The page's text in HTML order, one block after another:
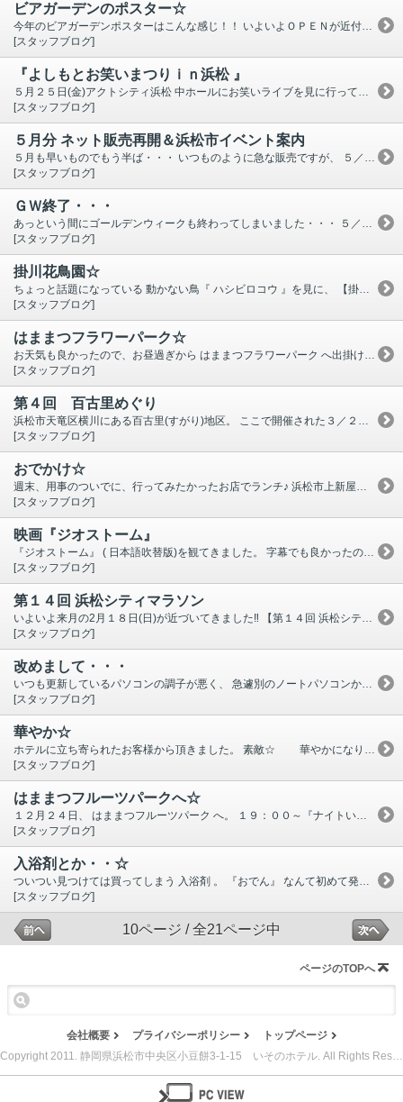
ビアガーデンのポスター☆
今年のビアガーデンポスターはこんな感じ！！ いよいよＯＰＥＮが近付いてきました。 ６／１０(日)からは前売り券販売も始まります。 あとは、今年のビアスタッフさんにＯＰＥＮに向けて会場作りを頑張ってもらいましょう！！！ 梅雨時期なので色々と見極めも難しいですよね・・・ 開催中の週末は雨にならないことを願うのみ。
[スタッフブログ]
『よしもとお笑いまつりｉｎ浜松 』
５月２５日(金)アクトシティ浜松 中ホールにお笑いライブを見に行ってきました。 お笑い好きなママ友とその子供とでチケット買っては出掛けています。 今回は、 野生爆弾・トータルテンボス・ ハリセンボン ・ウーマンラッシュアワー・ とろサーモン ・ ジャルジャル ・ かまいたち が出演。 そのうち、赤字の人たちが初めて見る人達。 知ってるネタだとちょっとがっかりはするけど、それでも楽しい時間を過ごせました。 次は来月、お隣の磐田市でやるライブへ。 ８月までいろいろと続きます・・・(＾＾；) 今回、前座で出ていたのがお笑いコンビ 【 ＥＸＩＴ】。 私は知らなかったのですが、向かって左側の人が浜松出身だそうです。 ご当地ネタで大ウケしてましたよ！！！ご存知ですか？？？
[スタッフブログ]
５月分 ネット販売再開＆浜松市イベント案内
５月も早いものでもう半ば・・・ いつものように急な販売ですが、 ５／１９(土)～ネット販売を再開 しました。 また様子見で休止するかもしれませんが、その時はトピックス等でお知らせします。 いそのホテルは毎年恒例のビアガーデン開催の時期がやってきました！！ ・・・・といっても今年の開催日・料金など なんにもまだ決まっていない様子。 担当者から連絡がきましたら、すぐお知らせ致します。 既にちらほら問い合わせもあり、楽しみにして下さってる方の存在がやる気ＵＰに繋がります☆ 浜松市のイベント情報 載せておくので何かの参考にどうぞ！！！→→→ ここをクリック
[スタッフブログ]
ＧＷ終了・・・
あっという間にゴールデンウィークも終わってしまいました・・・ ５／３・４・５ ３日間、 浜松まつり 三昧。 ５／２の前夜祭は大雨でどうなることかと思いましたが、予定通り開催できて良かったです。 皆様いかがお過ごしでしたでしょうか？？？ いよいよ次は、いそのホテル恒例の ビアガーデン です。 既にちらほらお問い合わせも頂いておりますし、業者さんからも日程を聞かれます。 ・・・ですが、まだなんにも決まっていません。 決まり次第 ホームページ内でお知らせ致しますので、それまでお待ち下さい。 (毎年 間際でのお知らせで申し訳ありません・・・)
[スタッフブログ]
掛川花鳥園☆
ちょっと話題になっている 動かない鳥『 ハシビロコウ 』を見に、 【掛川花鳥園】 に行ってきました♪ 行くのは2回目 ‼ ペンギン、フクロウ、インコ、フラミンゴ、鷲・・・餌やりも出来るし、ショーもあったり、食事するところもあるし、1日うろうろ過ごせます。 園内かなりの人で賑わっていました。 餌を手にしていると、頭や肩や腕が鳥だらけになるので、そこまで鳥好きではない人には恐怖かも・・ 大泣きしている子もいましたし、トラウマになりそう（笑） 喫茶コーナーにあった フクロウのロールケーキ は 見た目も可愛いし、美味しかったですよ。 いそのホテルからは、３５分くらいかな。 掛川ＩＣから５分。 分かりやすいですので、気になった方は是非お立ち寄り下さい。 ハシビロコウ 、なんだか癒されました。 じぃ～～～～っ動かないから写真も撮りやすい(＾＾)
[スタッフブログ]
はままつフラワーパーク☆
お天気も良かったので、お昼過ぎから はままつフラワーパーク へ出掛けてきました。 すごい人！！ 駐車場は満車で、かなり手前の臨時駐車場へ停め、そこから徒歩。 ぞろぞろぞろぞろ皆で歩道を歩いてフラワーパークへ。 園内は 色んな種類の花がちょうど見頃でとても綺麗でした☆☆☆ お近くにお越しの際は是非お立ち寄り下さい。
[スタッフブログ]
第４回 百古里めぐり
浜松市天竜区横川にある百古里(すがり)地区。 ここで開催された３／２４．２５のイベント 『第４回 百古里めぐり』 に出掛けてきました。 どんどん出店者も増え、来る人も増えたような・・・ 到着までの道のりはかなり細い道をくねくね行くので、 不慣れな私は 対向車がきませんよう～に、と願いながらの運転です(＾＾；) お天気も良かったし、気持ちよく集落をのんびり散策できました。 お昼は 『百古里庵』 で手打ちそば。鴨せいろ 美味しく頂きました。 帰りは、天竜区二俣町にあるケーキ屋さんへ寄り道。 可愛いお店でした。 『ミココリエ』
[スタッフブログ]
おでかけ☆
週末、用事のついでに、行ってみたかったお店でランチ♪ 浜松市上新屋町にある【 ＨＡＲＵＩＣＨＩ ＳＴＹＬＥ 】 はるいち定食＋焙煎茶 をオーダー。 美味しかった～♪ 緑茶をゆっくり味わって頂くのもとてもいい時間でした。 機会がありましたらお立ち寄り下さい。 ・・・早いものでもう2月も最終週。 昨晩、私の町では第1回ラッパ隊＆お囃子説明会がありました。 いよいよGW恒例の 浜松まつり に向けて練習が来月から始まります。 浜松城公園内にOPENするスタバも４月末には完成予定みたいです‼ 楽しみですね(^^♪
[スタッフブログ]
映画『ジオストーム』
『ジオストーム』 ( 日本語吹替版)を観てきました。 字幕でも良かったのですが、子供と一緒に行きますし、 キャストの吹替えをブルゾンちえみがやってると聞いて・・・ 日本語吹替版は、この辺りだとお隣の磐田市にある " ららぽーと磐田 "でしかやっていなかった為、行くのは初めてでしたが、ららぽーと磐田まで行ってきました。 私はナビ使っても道に迷ってしまうのくらい方向に自信がないのに、 「お疲れ様でした」とナビ任務終了した場所が業者さんのみが使用する搬入口。。。 せめてお客様駐車場に連れてって欲しかった・・・ 案の定 最後の最後に迷いましたが何とか駐車場へ・・・。 ポップコーンと飲み物を買ってもまだ時間があるくらい、余裕を持って予定していた時間の映画を見ることが出来ました(＾＾；) 映画はすごい迫力‼ 実際に温暖化やら異常気象が起きると本当に何か起きそうで怖いな、とも思いました。 機会がありましたら是非ご覧下さい。 帰りはスムーズに帰宅(＾＾)
[スタッフブログ]
第１４回 浜松シティマラソン
いよいよ来月の2月１８日(日)が近づいてきました‼ 【第１４回 浜松シティマラソン】 が開催されます。 今年も 知り合いのご家族が、ファミリー部門にエントリーしてまして、 体力の落ちたパパさんとお子さんで猛練習中。 怪我なく完走して欲しいです。 当日、当館前もコースになっておりますので、交通規制がかかります。 関連道路にも影響が出ますので、サイト内の "交通規制" ページを ご確認下さい。
[スタッフブログ]
改めまして・・・
いつも更新しているパソコンの調子が悪く、 急遽別のノートパソコンから更新しております。 もう１月半ばですが・・・ 改めまして、今年も宜しくお願い致します。 初詣は 恒例の 法多山 (はったさん)へ行ってきました。 あの長い長い階段を今年も頑張って上がってきました。 年々体力の消耗が激しいように感じます(＾＾;) いつものように厄除け団子とお茶で一服。 ご利益がありますよ～に。
[スタッフブログ]
華やか☆
ホテルに立ち寄られたお客様から頂きました。 素敵☆ 華やかになりますね♪♪♪ クリスマスも終わり、一気に年末モード・・・ ホントに１年はあっという間です。
[スタッフブログ]
はままつフルーツパークへ☆
１２月２４日、 はままつフルーツパーク へ。 １９：００～『ナイトいちご狩り』 に参加してきました。 １２／２３～２５の３日間、１日限定３０名 !! 今年も、たくさん食べて大満足です（＾＾） その後、 イルミネーション 見たり 園内うろうろ・・・ こんな感じです ↓↓↓ 期間中に是非☆
[スタッフブログ]
入浴剤とか・・☆
ついつい見つけては買ってしまう 入浴剤 。 『おでん』 なんて初めて発見！！！！ 面白いですよねぇ～(＾＾) ちなみに香りは 『ひのき』 。 サーティーワンで、この ミニオンのカップ 欲しさに アイスも購入・・・ ミニオンのクリスマスケーキ は完売だそうです。 大人気ですね、ミニオン♪♪♪
[スタッフブログ]
10ページ / 全21ページ中
ページのTOPへ
会社概要 プライバシーポリシー
トップページ
Copyright 2011. 静岡県浜松市中央区小豆餅3-1-15 いそのホテル. All Rights Reserved.